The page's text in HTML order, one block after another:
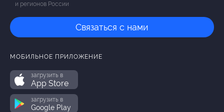
и регионов России
Связаться с нами
МОБИЛЬНОЕ ПРИЛОЖЕНИЕ
загрузить в
App Store
загрузить в
Google Play